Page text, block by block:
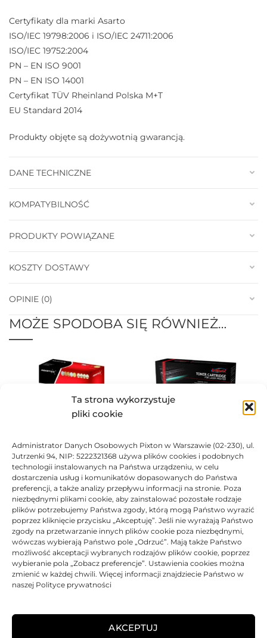
Ta strona wykorzystuje
pliki cookie
Administrator Danych Osobowych Pixton w Warszawie (02-230), ul.
Jutrzenki 94, NIP: 5222321368 używa plików cookies i podobnych
technologii instalowanych na Państwa urządzeniu, w celu
dostarczenia usług i komunikatów dopasowanych do Państwa
preferencji, a także analizy przepływu informacji na stronie. Poza
niezbędnymi plikami cookie, aby zainstalować pozostałe rodzaje
plików potrzebujemy Państwa zgody, którą mogą Państwo wyrazić
poprzez kliknięcie przycisku „Akceptuję”. Jeśli nie wyrażają Państwo
zgody na przetwarzanie innych plików cookie poza niezbędnymi,
wówczas wybierają Państwo pole „Odrzuć”. Mają także Państwo
możliwość akceptacji wybranych rodzajów plików cookie, poprzez
wybieranie pola „Zobacz preferencje”. Ustawienia cookies można
zmienić w każdej chwili. Więcej informacji znajdziecie Państwo w
naszej Polityce prywatności
AKCEPTUJ
Certyfikaty dla marki Asarto
ISO/IEC 19798:2006 i ISO/IEC 24711:2006
ISO/IEC 19752:2004
PN – EN ISO 9001
PN – EN ISO 14001
Certyfikat TÜV Rheinland Polska M+T
EU Standard 2014
Produkty objęte są dożywotnią gwarancją.
DANE TECHNICZNE
KOMPATYBILNOŚĆ
PRODUKTY POWIĄZANE
KOSZTY DOSTAWY
OPINIE (0)
MOŻE SPODOBA SIĘ RÓWNIEŻ…
Toner Asarto zamiennik
Xerox 106R02306
Oceniono0na 5
186,68zł
Xerox 106R02306
143,96zł
BRAK